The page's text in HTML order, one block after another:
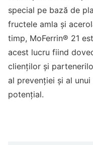
special pe bază de
fructele amla și
timp, MoFerrin® 21
acest lucru fiind
clienților și
al prevenției și al
potențial.